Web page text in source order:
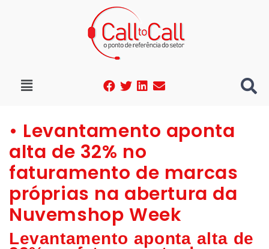
• Levantamento aponta
alta de 32% no
faturamento de marcas
próprias na abertura da
Nuvemshop Week
Levantamento aponta alta de